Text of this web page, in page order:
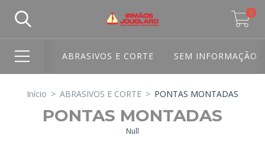
0
ABRASIVOS E CORTE SEM INFORMAÇÃO
Início > ABRASIVOS E CORTE > PONTAS MONTADAS
PONTAS MONTADAS
Null